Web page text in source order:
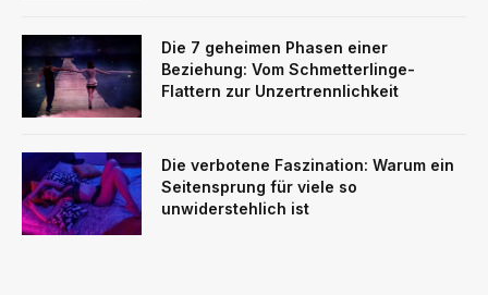
Die 7 geheimen Phasen einer
Beziehung: Vom Schmetterlinge-
Flattern zur Unzertrennlichkeit
Die verbotene Faszination: Warum ein
Seitensprung für viele so
unwiderstehlich ist